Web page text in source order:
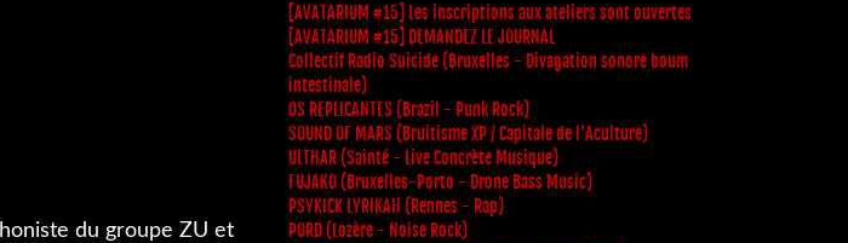
du groupe ZU et
[AVATARIUM #15] Les inscriptions aux ateliers sont ouvertes
[AVATARIUM #15] DEMANDEZ LE JOURNAL
Collectif Radio Suicide (Bruxelles - Divagation sonore boum
intestinale)
OS REPLICANTES (Brazil - Punk Rock)
SOUND OF MARS (Bruitisme XP / Capitale de l’Aculture)
ULTHAR (Sainté - Live Concrète Musique)
FUJAKO (Bruxelles-Porto - Drone Bass Music)
PSYKICK LYRIKAH (Rennes - Rap)
PORD (Lozère - Noise Rock)